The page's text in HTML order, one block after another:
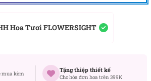
Hoa Tươi FLOWERSIGHT
mua kèm
Tặng thiệp thiết kế
Cho hóa đơn hoa trên 399K